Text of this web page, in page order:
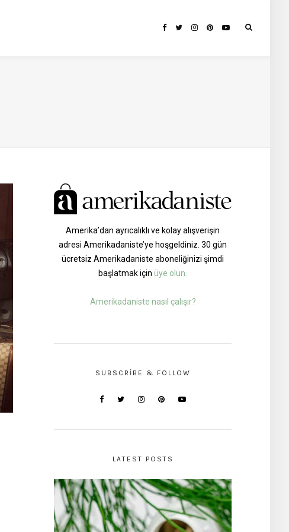
Amerika’dan ayrıcalıklı ve kolay alışverişin
adresi Amerikadaniste’ye hoşgeldiniz. 30 gün
ücretsiz Amerikadaniste aboneliğinizi şimdi
başlatmak için üye olun.
Amerikadaniste nasıl çalışır?
SUBSCRIBE & FOLLOW
LATEST POSTS